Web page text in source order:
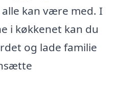
kan være med. I
i køkkenet kan du
og lade familie